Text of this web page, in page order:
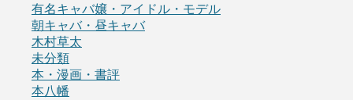
有名キャバ嬢・アイドル・モデル
朝キャバ・昼キャバ
木村草太
未分類
本・漫画・書評
本八幡